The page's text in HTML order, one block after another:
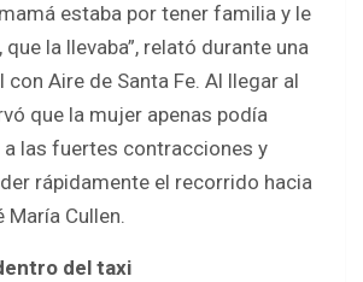
estaba por tener familia y le
la llevaba”, relató durante una
Aire de Santa Fe. Al llegar al
que la mujer apenas podía
las fuertes contracciones y
rápidamente el recorrido hacia
María Cullen.
del taxi